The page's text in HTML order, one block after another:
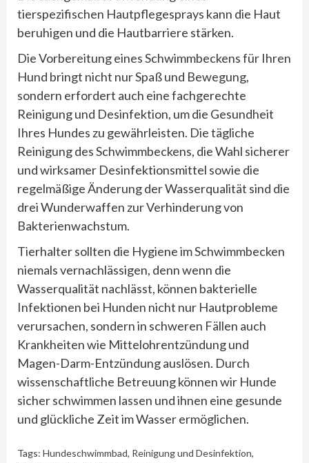
tierspezifischen Hautpflegesprays kann die Haut
beruhigen und die Hautbarriere stärken.
Die Vorbereitung eines Schwimmbeckens für Ihren
Hund bringt nicht nur Spaß und Bewegung,
sondern erfordert auch eine fachgerechte
Reinigung und Desinfektion, um die Gesundheit
Ihres Hundes zu gewährleisten. Die tägliche
Reinigung des Schwimmbeckens, die Wahl sicherer
und wirksamer Desinfektionsmittel sowie die
regelmäßige Änderung der Wasserqualität sind die
drei Wunderwaffen zur Verhinderung von
Bakterienwachstum.
Tierhalter sollten die Hygiene im Schwimmbecken
niemals vernachlässigen, denn wenn die
Wasserqualität nachlässt, können bakterielle
Infektionen bei Hunden nicht nur Hautprobleme
verursachen, sondern in schweren Fällen auch
Krankheiten wie Mittelohrentzündung und
Magen-Darm-Entzündung auslösen. Durch
wissenschaftliche Betreuung können wir Hunde
sicher schwimmen lassen und ihnen eine gesunde
und glückliche Zeit im Wasser ermöglichen.
Tags: Hundeschwimmbad, Reinigung und Desinfektion,